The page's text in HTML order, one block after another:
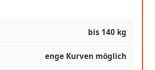
bis 140 kg
enge Kurven möglich